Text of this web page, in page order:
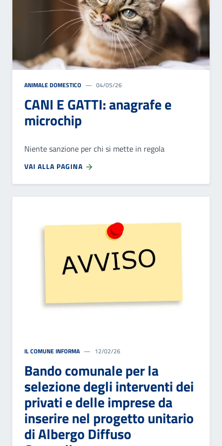
ANIMALE DOMESTICO 04/05/26
CANI E GATTI: anagrafe e
microchip
Niente sanzione per chi si mette in regola
VAI ALLA PAGINA
IL COMUNE INFORMA 12/02/26
Bando comunale per la
selezione degli interventi dei
privati e delle imprese da
inserire nel progetto unitario
di Albergo Diffuso